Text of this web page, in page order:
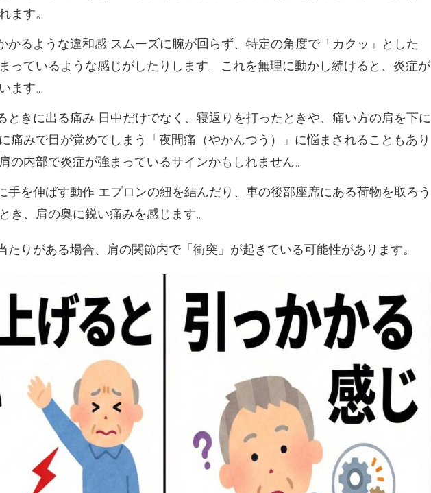
ます。
かるような違和感 スムーズに腕が回らず、特定の角度で「カクッ」とした
っているような感じがしたりします。これを無理に動かし続けると、炎症が
ます。
ときに出る痛み 日中だけでなく、寝返りを打ったときや、痛い方の肩を下に
痛みで目が覚めてしまう「夜間痛（やかんつう）」に悩まされることもあり
の内部で炎症が強まっているサインかもしれません。
手を伸ばす動作 エプロンの紐を結んだり、車の後部座席にある荷物を取ろう
き、肩の奥に鋭い痛みを感じます。
たりがある場合、肩の関節内で「衝突」が起きている可能性があります。